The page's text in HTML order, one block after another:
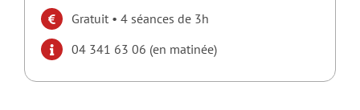
Gratuit • 4 séances de 3h
04 341 63 06 (en matinée)